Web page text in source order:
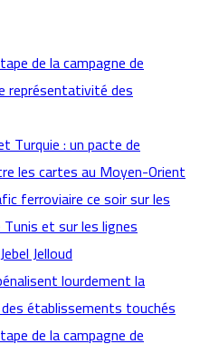
de la campagne de
représentativité des
Turquie : un pacte de
les cartes au Moyen-Orient
ferroviaire ce soir sur les
Tunis et sur les lignes
Jelloud
lourdement la
établissements touchés
de la campagne de